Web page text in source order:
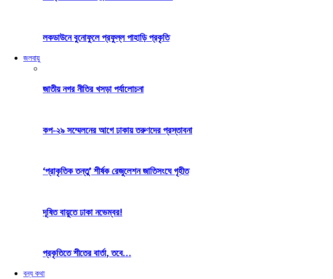
লকডাউনে বুনোফুলে প্রফুল্ল পাহাড়ি প্রকৃতি
জলবায়ু
জাতীয় নগর নীতির খসড়া পর্যালোচনা
কপ-২৯ সম্মেলনের আগে ঢাকায় তরুণদের প্রস্তাবনা
‘প্রাকৃতিক তন্তু’ শীর্ষক রেজুলেশন জাতিসংঘে গৃহীত
দূষিত বায়ুতে ঢাকা নভেম্বর!
প্রকৃতিতে শীতের বার্তা, তবে…
বন্য কথা